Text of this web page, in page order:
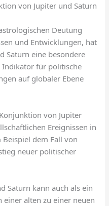
von Jupiter und Saturn
Deutung
und Entwicklungen, hat
Saturn eine besondere
Indikator für politische
auf globaler Ebene
von Jupiter
Ereignissen in
dem Fall von
neuer politischer
Saturn kann auch als ein
alten zu einer neuen